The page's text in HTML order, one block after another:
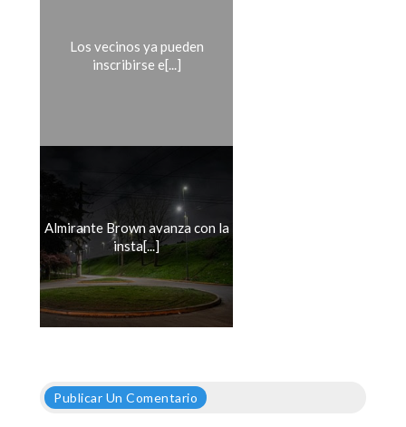
Los vecinos ya pueden
inscribirse e[...]
Almirante Brown avanza con la
insta[...]
Publicar Un Comentario